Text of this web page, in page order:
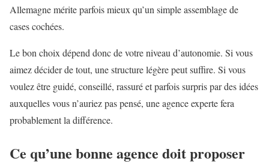
Allemagne mérite parfois mieux qu’un simple assemblage de
cases cochées.
Le bon choix dépend donc de votre niveau d’autonomie. Si vous
aimez décider de tout, une structure légère peut suffire. Si vous
voulez être guidé, conseillé, rassuré et parfois surpris par des idées
auxquelles vous n’auriez pas pensé, une agence experte fera
probablement la différence.
Ce qu’une bonne agence doit proposer